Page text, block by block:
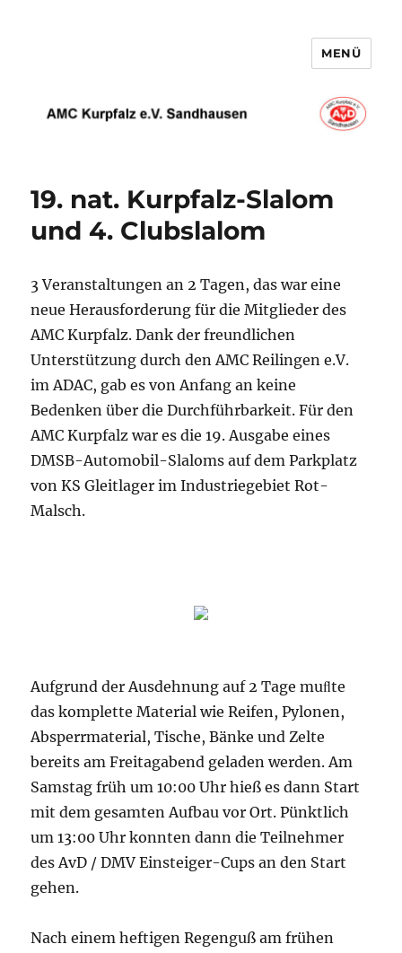
AMC Kurpfalz e.V. Sandhausen
MENÜ
19. nat. Kurpfalz-Slalom
und 4. Clubslalom
3 Veranstaltungen an 2 Tagen, das war eine
neue Herausforderung für die Mitglieder des
AMC Kurpfalz. Dank der freundlichen
Unterstützung durch den AMC Reilingen e.V.
im ADAC, gab es von Anfang an keine
Bedenken über die Durchführbarkeit. Für den
AMC Kurpfalz war es die 19. Ausgabe eines
DMSB-Automobil-Slaloms auf dem Parkplatz
von KS Gleitlager im Industriegebiet Rot-
Malsch.
Aufgrund der Ausdehnung auf 2 Tage muﬂte
das komplette Material wie Reifen, Pylonen,
Absperrmaterial, Tische, Bänke und Zelte
bereits am Freitagabend geladen werden. Am
Samstag früh um 10:00 Uhr hieß es dann Start
mit dem gesamten Aufbau vor Ort. Pünktlich
um 13:00 Uhr konnten dann die Teilnehmer
des AvD / DMV Einsteiger-Cups an den Start
gehen.
Nach einem heftigen Regenguß am frühen